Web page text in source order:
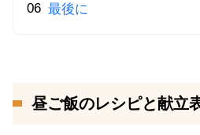
最後に
昼ご飯のレシピと献立